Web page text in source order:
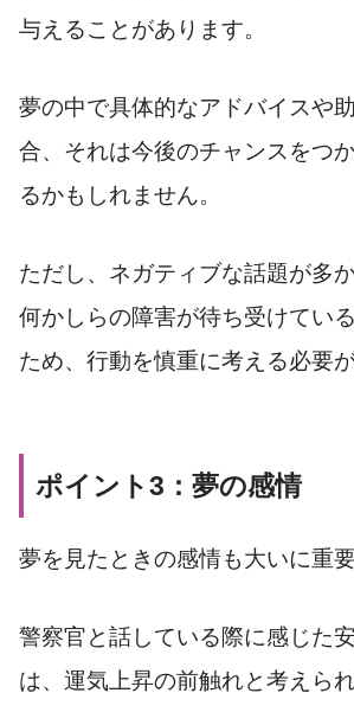
与えることがあります。
夢の中で具体的なアドバイスや
合、それは今後のチャンスをつ
るかもしれません。
ただし、ネガティブな話題が多
何かしらの障害が待ち受けてい
ため、行動を慎重に考える必要が
ポイント3：夢の感情
夢を見たときの感情も大いに重要
警察官と話している際に感じた
は、運気上昇の前触れと考えられ